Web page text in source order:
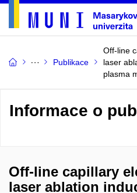
Publikace
Off-line
laser
plasma
Informace o
Off-line capillary
laser ablation